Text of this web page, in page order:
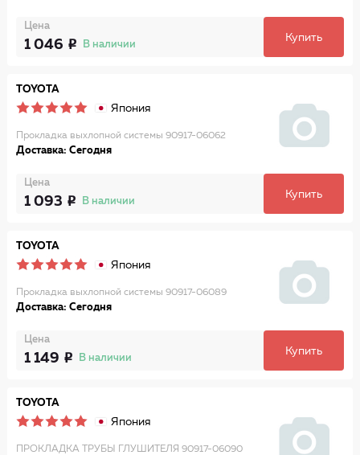
Цена
1 046 В наличии
Купить
TOYOTA
Япония
Прокладка выхлопной системы 90917-06062
Доставка: Сегодня
Цена
1 093 В наличии
Купить
TOYOTA
Япония
Прокладка выхлопной системы 90917-06089
Доставка: Сегодня
Цена
1 149 В наличии
Купить
TOYOTA
Япония
ПРОКЛАДКА ТРУБЫ ГЛУШИТЕЛЯ 90917-06090